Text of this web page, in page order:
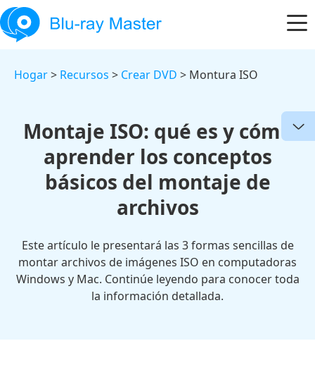
Hogar> Recursos > Crear DVD > Montura ISO
Montaje ISO: qué es y cómo
aprender los conceptos
básicos del montaje de
archivos
Este artículo le presentará las 3 formas sencillas de
montar archivos de imágenes ISO en computadoras
Windows y Mac. Continúe leyendo para conocer toda
la información detallada.